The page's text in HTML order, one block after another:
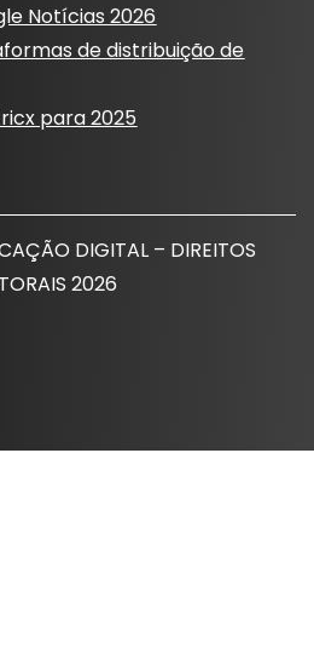
Notícias 2026
de distribuição de
para 2025
DIGITAL – DIREITOS
2026